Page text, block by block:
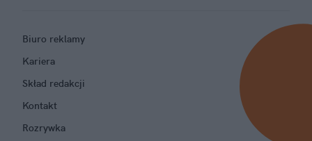
Biuro reklamy
Kariera
Skład redakcji
Kontakt
Rozrywka